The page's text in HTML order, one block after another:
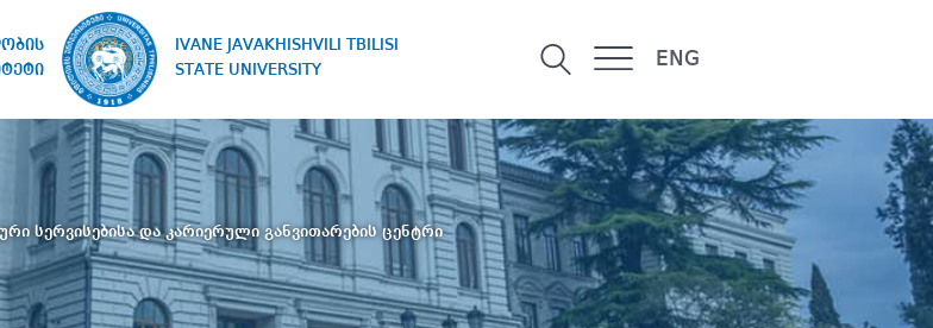
IVANE JAVAKHISHVILI TBILISI
STATE UNIVERSITY
ENG
სერვისებისა და კარიერული განვითარების ცენტრი